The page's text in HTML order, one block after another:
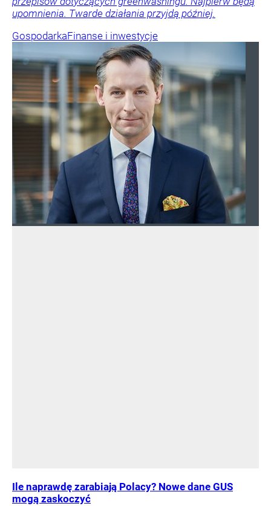
upomnienia. Twarde działania przyjdą później.
GospodarkaFinanse i inwestycje
Ile naprawdę zarabiają Polacy? Nowe dane GUS
mogą zaskoczyć